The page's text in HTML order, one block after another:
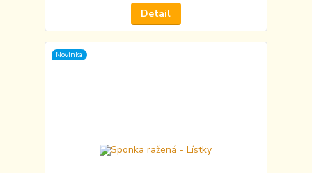
Detail
Novinka